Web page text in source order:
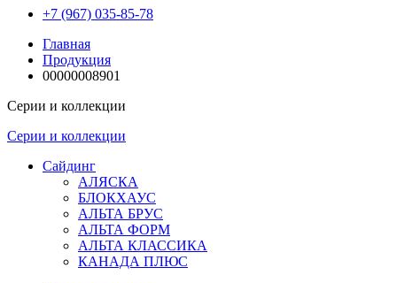
+7 (967) 035-85-78
Главная
Продукция
00000008901
Серии и коллекции
Серии и коллекции
Сайдинг
АЛЯСКА
БЛОКХАУС
АЛЬТА БРУС
АЛЬТА ФОРМ
АЛЬТА КЛАССИКА
КАНАДА ПЛЮС